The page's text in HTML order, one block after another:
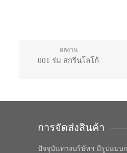
ผลงาน
001 ร่ม สกรีนโลโก้
การจัดส่งสินค้า
ปัจจุบันทางบริษัทฯ มีรูปแบบ